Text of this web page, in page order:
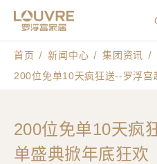
首页 新闻中心
集团资讯
200位免单10天疯狂送--罗浮宫
200位免单10天疯
单盛典掀年底狂欢